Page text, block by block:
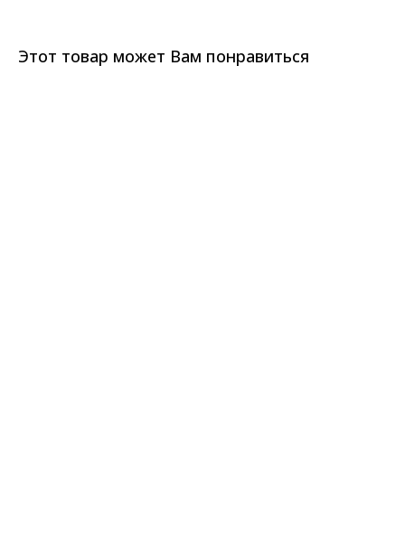
Этот товар может Вам понравиться